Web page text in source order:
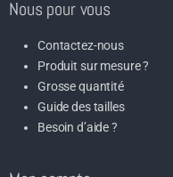
Nous pour vous
Contactez-nous
Produit sur mesure ?
Grosse quantité
Guide des tailles
Besoin d’aide ?